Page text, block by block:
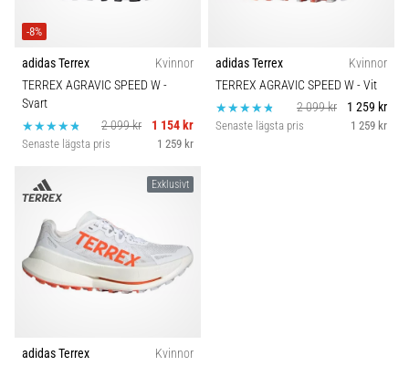
-8%
adidas Terrex
Kvinnor
TERREX AGRAVIC SPEED W-
Svart
2 099 kr
1 154 kr
Senaste lägsta pris 1 259 kr
adidas Terrex
Kvinnor
TERREX AGRAVIC SPEED W- Vit
2 099 kr
1 259 kr
Senaste lägsta pris 1 259 kr
Exklusivt
adidas Terrex
Kvinnor